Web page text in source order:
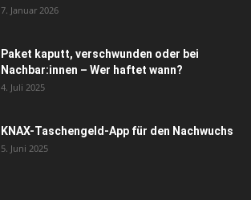
7. Januar 2026
Paket kaputt, verschwunden oder bei
Nachbar:innen – Wer haftet wann?
4. Juli 2025
KNAX-Taschengeld-App für den Nachwuchs
5. Juni 2025